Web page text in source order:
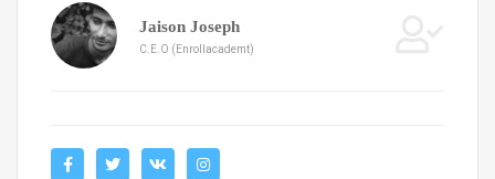
Jaison Joseph
C.E.O (Enrollacademt)